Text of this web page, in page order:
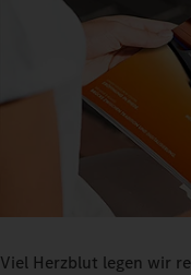
Viel Herzblut legen wir